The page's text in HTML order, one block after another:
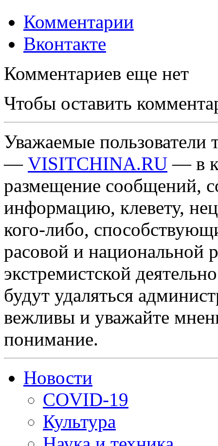
Комментарии
Вконтакте
Комментариев еще нет
Чтобы оставить
Уважаемые пользователи
— VISITCHINA.RU — в
размещение сообщений,
информацию, клевету,
кого-либо,
расовой и национальной
экстремистской
будут удаляться
вежливы и уважайте
понимание.
Новости
COVID-19
Культура